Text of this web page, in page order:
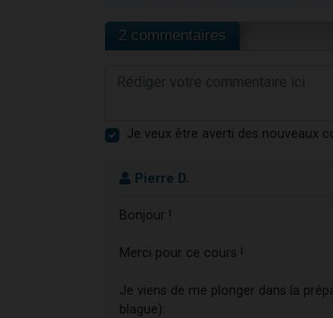
2 commentaires
Je veux être averti des nouveaux
Pierre D.
Bonjour !
Merci pour ce cours !
Je viens de me plonger dans la
blague):